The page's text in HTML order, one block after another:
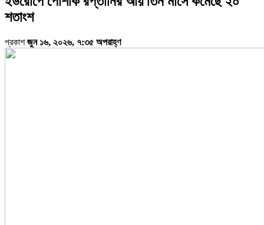
শতাংশ
প্রকাশজুন ১৬, ২০২৬, ৭:৩৫ অপরাহ্ণ